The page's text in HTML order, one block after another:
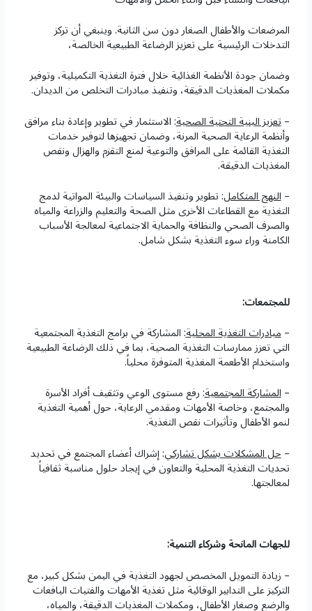
المرضعات والأطفال الصغار دون سن الثانية. وينبغي أن تركز
التدخلات الرئيسية على تعزيز الرضاعة الطبيعية الخالصة،
وضمان جودة الأنظمة الغذائية خلال فترة التغذية التكميلية، وتوفير
مكملات المغذيات الدقيقة، وتنفيذ مبادرات التخلص من الديدان.
–تعزيز البنية التحتية الصحية: الاستثمار في تطوير وإعادة بناء مرافق
وأنظمة الرعاية الصحية المرنة، وضمان تجهيزها لتوفير خدمات
التغذية القائمة على المرافق والتوعية لمنع التقزم والهزال ونقص
المغذيات الدقيقة.
–النهج المتكامل: تطوير وتنفيذ السياسات والبيئة المواتية لدمج
التغذية مع القطاعات الأخرى مثل الصحة والتعليم والزراعة والمياه
والصرف الصحي والنظافة والحماية الاجتماعية لمعالجة الأسباب
الكامنة وراء سوء التغذية بشكل شامل.
للمجتمعات:
–مبادرات التغذية المحلية: المشاركة في برامج التغذية المجتمعية
التي تعزز ممارسات التغذية الصحية، بما في ذلك الرضاعة الطبيعية
واستخدام الأطعمة المغذية المتوفرة محلياً.
–المشاركة المجتمعية: رفع مستوى الوعي وتثقيف أفراد الأسرة
والمجتمع، وخاصة الأمهات ومقدمي الرعاية، حول أهمية التغذية
لنمو الأطفال وتأثيرات نقص التغذية.
–حل المشكلات بشكل تشاركي: إشراك أعضاء المجتمع في تحديد
تحديات التغذية المحلية والتعاون في إيجاد حلول مناسبة ثقافياً
لمعالجتها.
للجهات المانحة وشركاء التنمية:
– زيادة التمويل المخصص لجهود التغذية في اليمن بشكل كبير، مع
التركيز على التدابير الوقائية مثل تغذية الأمهات والفتيات اليافعات
والرضع وصغار الأطفال، ومكملات المغذيات الدقيقة، والمياه،